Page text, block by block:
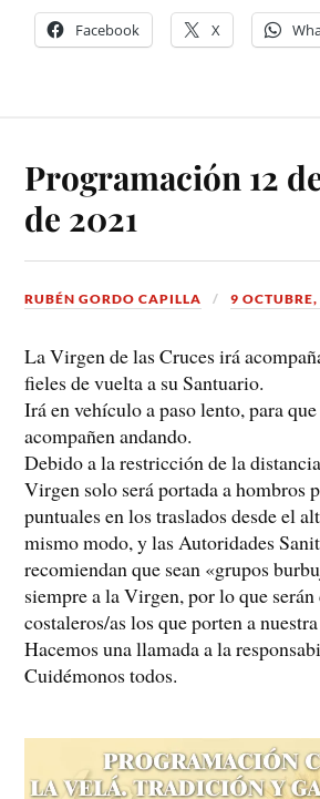
Facebook X
Programación 12
de 2021
RUBÉN GORDO CAPILLA 9
La Virgen de las Cruces irá
fieles de vuelta a su Santuario.
Irá en vehículo a paso lento, para
acompañen andando.
Debido a la restricción de la
Virgen solo será portada a hombros
puntuales en los traslados desde el
mismo modo, y las Autoridades
recomiendan que sean «grupos
siempre a la Virgen, por lo que
costaleros/as los que porten a
Hacemos una llamada a la
Cuidémonos todos.